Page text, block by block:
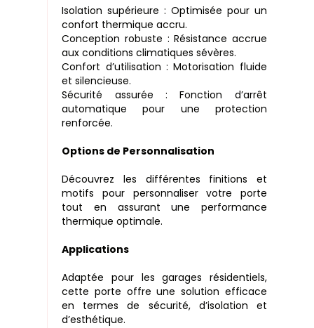
Isolation supérieure : Optimisée pour un
confort thermique accru.
Conception robuste : Résistance accrue
aux conditions climatiques sévères.
Confort d’utilisation : Motorisation fluide
et silencieuse.
Sécurité assurée : Fonction d’arrêt
automatique pour une protection
renforcée.
Options de Personnalisation
Découvrez les différentes finitions et
motifs pour personnaliser votre porte
tout en assurant une performance
thermique optimale.
Applications
Adaptée pour les garages résidentiels,
cette porte offre une solution efficace
en termes de sécurité, d’isolation et
d’esthétique.